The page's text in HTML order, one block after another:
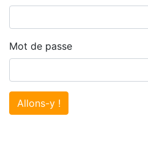
Mot de passe
Allons-y !